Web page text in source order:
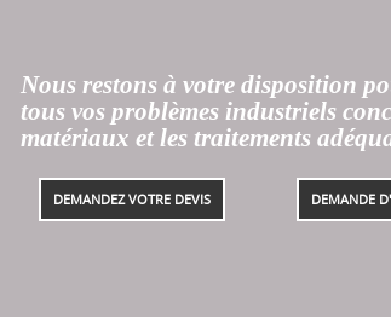
Nous restons à votre disposition
tous vos problèmes industriels
matériaux et les traitements